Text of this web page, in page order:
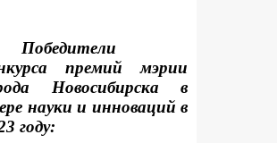
Победители
премий мэрии
Новосибирска в
науки и инноваций в
году: